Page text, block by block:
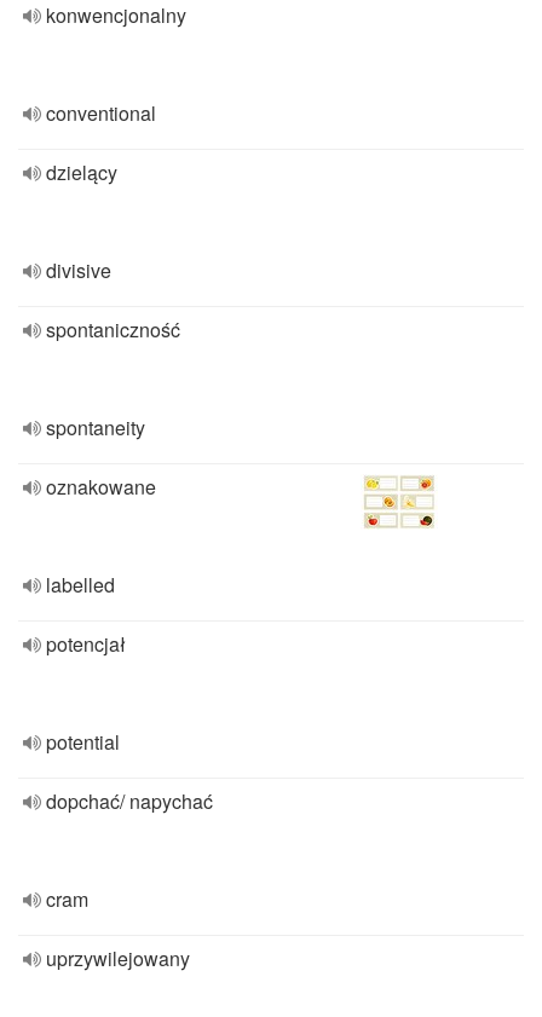
konwencjonalny
conventional
dzielący
divisive
spontaniczność
spontaneity
oznakowane
labelled
potencjał
potential
dopchać/ napychać
cram
uprzywilejowany